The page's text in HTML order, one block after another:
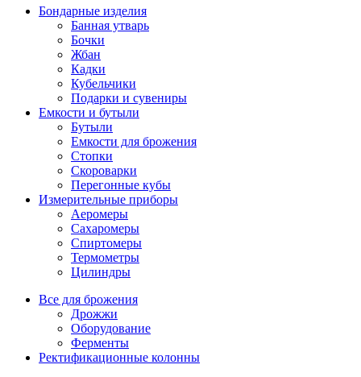
Бондарные изделия
Банная утварь
Бочки
Жбан
Кадки
Кубельчики
Подарки и сувениры
Емкости и бутыли
Бутыли
Емкости для брожения
Стопки
Скороварки
Перегонные кубы
Измерительные приборы
Аеромеры
Сахаромеры
Спиртомеры
Термометры
Цилиндры
Все для брожения
Дрожжи
Оборудование
Ферменты
Ректификационные колонны